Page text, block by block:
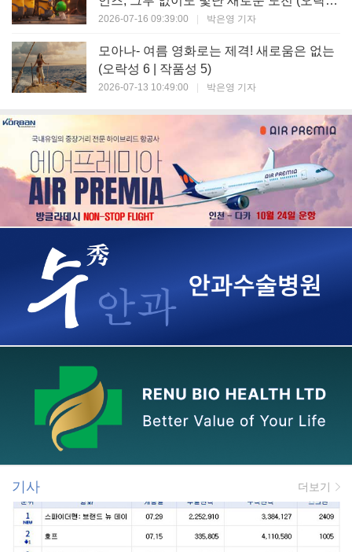
7 | 작품성 6)
2026-07-16 09:39:00 박은영 기자
모아나- 여름 영화로는 제격! 새로움은 없는
(오락성 6 | 작품성 5)
2026-07-13 10:49:00 박은영 기자
기사 더보기